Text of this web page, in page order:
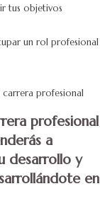
tus objetivos
un rol profesional
profesional
profesional
a
desarrollo y
en